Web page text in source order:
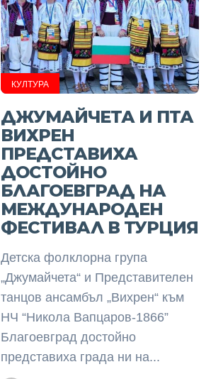
КУЛТУРА
ДЖУМАЙЧЕТА И ПТА
ВИХРЕН
ПРЕДСТАВИХА
ДОСТОЙНО
БЛАГОЕВГРАД НА
МЕЖДУНАРОДЕН
ФЕСТИВАЛ В ТУРЦИЯ
Детска фолклорна група
„Джумайчета“ и Представителен
танцов ансамбъл „Вихрен“ към
НЧ “Никола Вапцаров-1866”
Благоевград достойно
представиха града ни на...